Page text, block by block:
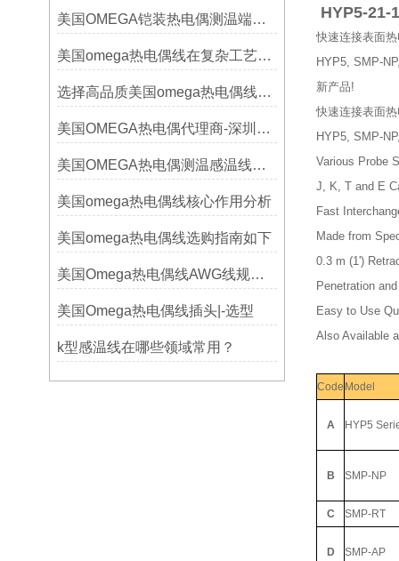
美国OMEGA铠装热电偶测温端的三种接合方式
美国omega热电偶线在复杂工艺中的角色
选择高品质美国omega热电偶线的要点？
美国OMEGA热电偶代理商-深圳鑫博恒业-热电偶测温感温线和插头插座连接器
美国OMEGA热电偶测温感温线和插头插座连接器真伪原装正品判断查验方法
美国omega热电偶线核心作用分析
美国omega热电偶线选购指南如下
美国Omega热电偶线AWG线规对照表
美国Omega热电偶线插头|-选型
k型感温线在哪些领域常用？
HYP5-21-
快速连接表面
HYP5, SMP-
新产品!
快速连接表面
HYP5, SMP-
Various Probe
J, K, T and E
Fast
Made from
0.3 m (1')
Penetration
Easy to Use
Also Available
Code Model
A HYP5
B SMP-NP
C SMP-RT
D SMP-AP